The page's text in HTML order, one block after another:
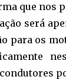
que nos
será
para os